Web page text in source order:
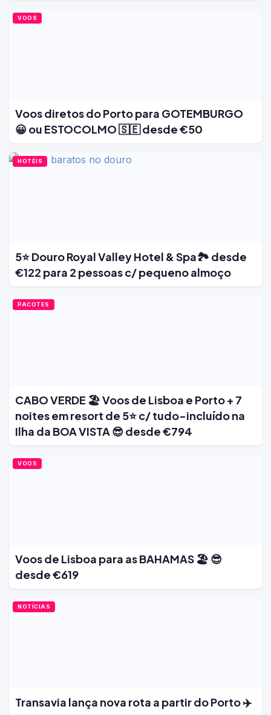
VOOS
Voos diretos do Porto para GOTEMBURGO
😀 ou ESTOCOLMO 🇸🇪 desde €50
HOTÉIS
5⭐ Douro Royal Valley Hotel & Spa🏞️ desde
€122 para 2 pessoas c/ pequeno almoço
PACOTES
CABO VERDE 🏖️ Voos de Lisboa e Porto + 7
noites em resort de 5⭐ c/ tudo-incluído na
Ilha da BOA VISTA 😎 desde €794
VOOS
Voos de Lisboa para as BAHAMAS 🏖️ 😎
desde €619
NOTÍCIAS
Transavia lança nova rota a partir do Porto ✈️